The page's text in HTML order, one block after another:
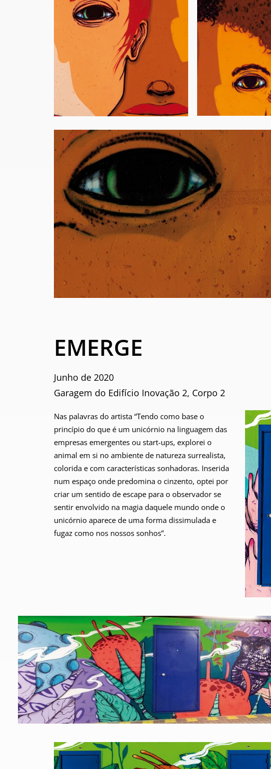
EMERGE
Junho de 2020
Garagem do Edifício Inovação 2, Corpo 2
Nas palavras do artista “Tendo como base o
princípio do que é um unicórnio na linguagem das
empresas emergentes ou start-ups, explorei o
animal em si no ambiente de natureza surrealista,
colorida e com características sonhadoras. Inserida
num espaço onde predomina o cinzento, optei por
criar um sentido de escape para o observador se
sentir envolvido na magia daquele mundo onde o
unicórnio aparece de uma forma dissimulada e
fugaz como nos nossos sonhos”.